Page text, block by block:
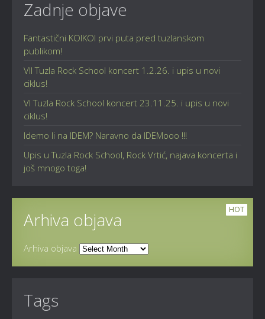
Zadnje objave
Fantastični KOIKOI prvi puta pred tuzlanskom
publikom!
VII Tuzla Rock School koncert 1.2.26. i upis u novi
ciklus!
VI Tuzla Rock School koncert 23.11.25. i upis u novi
ciklus!
Idemo li na IDEM? Naravno da IDEMooo !!!
Upis u Tuzla Rock School, Rock Vrtić, najava koncerta i
još mnogo toga!
HOT
Arhiva objava
Arhiva objava
Tags